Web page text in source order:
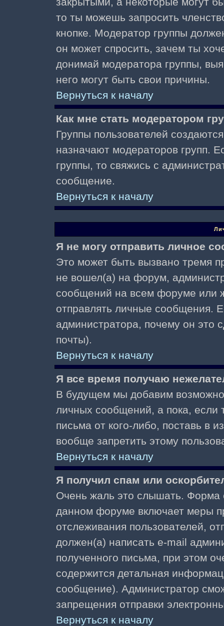
то ты можешь запросить
кнопке. Модератор группы
он может спросить, зачем ты
донимай модератора группы,
него могут быть свои причины.
Вернуться к началу
Как мне стать модератором
Группы пользователей
назначают модераторов групп.
группы, то свяжись с
сообщение.
Вернуться к началу
Я не могу отправить личное
Это может быть вызвано тремя
не вошел(а) на форум,
сообщений на всем форуме или
отправлять личные сообщения.
администратора, почему он это
почты).
Вернуться к началу
Я все время получаю
В будущем мы добавим
личных сообщений, а пока, если
письма от кого-либо, поставь в
вообще запретить этому
Вернуться к началу
Я получил спам или
Очень жаль это слышать. Форма
данном форуме включает меры
отслеживания пользователей,
должен(а) написать e-mail
полученного письма, при этом
содержится детальная
сообщение). Администратор
запрещения отправки
Вернуться к началу